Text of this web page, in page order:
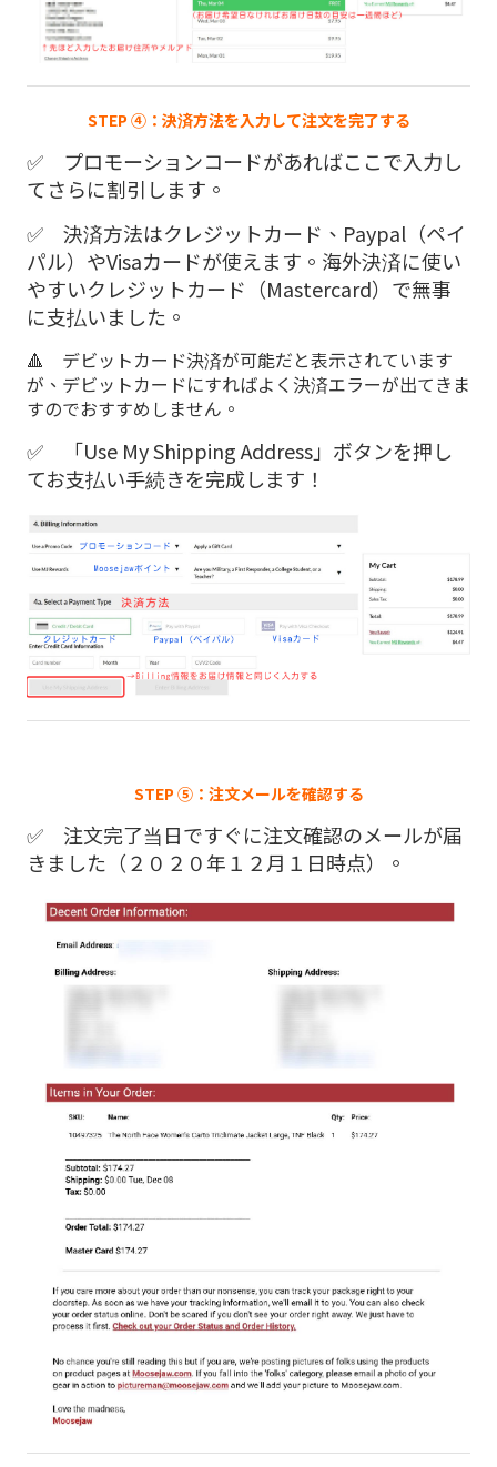
STEP ④：決済方法を入力して注文を完了する
✅ プロモーションコードがあればここで入力し
てさらに割引します。
✅ 決済方法はクレジットカード、Paypal（ペイ
パル）やVisaカードが使えます。海外決済に使い
やすいクレジットカード（Mastercard）で無事
に支払いました。
🔺 デビットカード決済が可能だと表示されています
が、デビットカードにすればよく決済エラーが出てきま
すのでおすすめしません。
✅ 「Use My Shipping Address」ボタンを押し
てお支払い手続きを完成します！
STEP ⑤：注文メールを確認する
✅ 注文完了当日ですぐに注文確認のメールが届
きました（２０２０年１２月１日時点）。